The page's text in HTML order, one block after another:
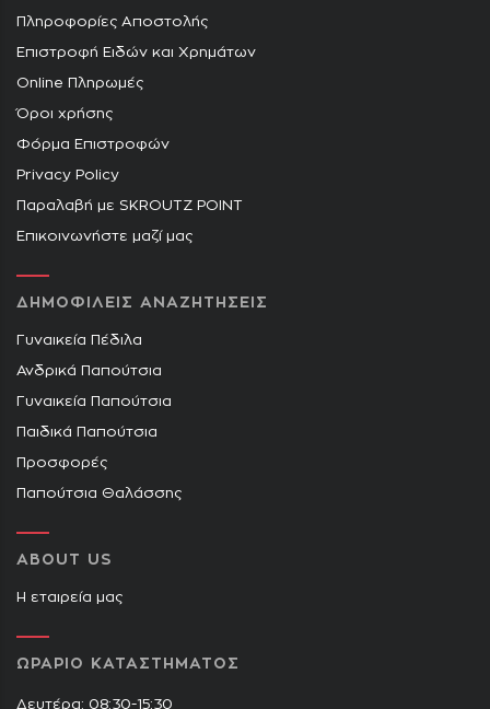
Πληροφορίες Αποστολής
Επιστροφή Ειδών και Χρημάτων
Online Πληρωμές
Όροι χρήσης
Φόρμα Επιστροφών
Privacy Policy
Παραλαβή με SKROUTZ POINT
Επικοινωνήστε μαζί μας
ΔΗΜΟΦΙΛΕΙΣ ΑΝΑΖΗΤΗΣΕΙΣ
Γυναικεία Πέδιλα
Ανδρικά Παπούτσια
Γυναικεία Παπούτσια
Παιδικά Παπούτσια
Προσφορές
Παπούτσια Θαλάσσης
ABOUT US
Η εταιρεία μας
ΩΡΑΡΙΟ ΚΑΤΑΣΤΗΜΑΤΟΣ
Δευτέρα: 08:30-15:30